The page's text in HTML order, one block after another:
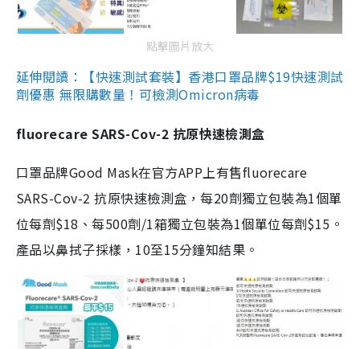
點擊圖片放大
延伸閱讀：【快速測試套裝】香港口罩品牌$19快速測試
劑優惠 無限購數量！可檢測Omicron病毒
fluorecare SARS-Cov-2 抗原快速檢測盒
口罩品牌Good Mask在官方APP上有售fluorecare
SARS-Cov-2 抗原快速檢測盒，每20劑獨立包裝為1個單
位每劑$18、每500劑/1箱獨立包裝為1個單位每劑$15。
產品以鼻拭子採樣，10至15分鐘知結果。